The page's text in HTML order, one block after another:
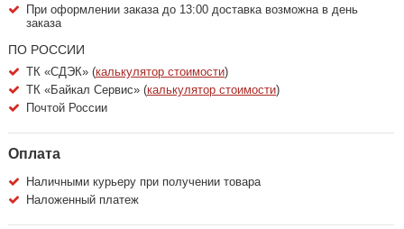
При оформлении заказа до 13:00 доставка возможна в день
заказа
ПО РОССИИ
ТК «СДЭК» (калькулятор стоимости)
ТК «Байкал Сервис» (калькулятор стоимости)
Почтой России
Оплата
Наличными курьеру при получении товара
Наложенный платеж